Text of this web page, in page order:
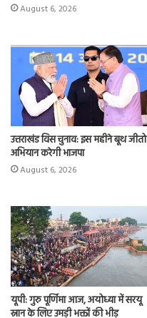
August 6, 2026
उत्तराखंड विस चुनाव: इस महीने बूथ जीतो
अभियान करेगी भाजपा
August 6, 2026
यूपी: गुरु पूर्णिमा आज, अयोध्या में सरयू
स्नान के लिए उमड़ी भक्तों की भीड़